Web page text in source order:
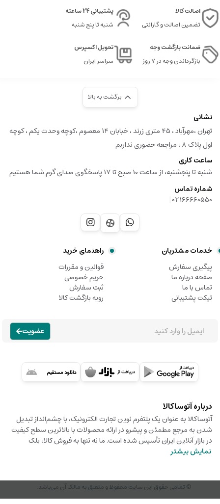
اصالت کالا
تضمین اصالت و گارانتی
پشتیبانی 24 ساعته
شنبه تا پنج شنبه
ضمانت بازگشت وجه
بازگرداندن وجه در ۷ روز
تحویل اکسپرس
سراسر ایران
برگشت به بالا
نشانی
تهران ،مهرآباد ، ۴۵ متری زرند ، خبابان ۱۴ معصوم ،کوچه وحدت یکم ، کوچه
اول پلاک ۸ ، مراجعه حضوری نداریم
ساعت کاری
شنبه تا پنجشنبه، از ساعت 10 صبح تا 17 پاسخگوی صدای گرم شما هستیم
شماره تماس
02166660550
|
خدمات مشتریان
پیگیری سفارش
صفحه درباره ما
تماس با ما
تیکت پشتیبانی
راهنمای خرید
قوانین و مقررات
حریم خصوصی
ثبت سفارش
رویه بازگشت کالا
عضویت
درباره آتوساکالا
آتوساکالا به عنوان یک پلتفرم نوین تجارت الکترونیک، با چشم‌انداز تبدیل
شدن به مرجع مطمئن و پیشرو در ارائه محصولات با بالاترین سطح کیفیت
در بازار آنلاین ایران تأسیس شده است. ما نه تنها به فروش کالا، بلک
نمایش بیشتر
© تمامی حقوق این سایت محفوظ و متعلق به مالک آن می‌باشد.